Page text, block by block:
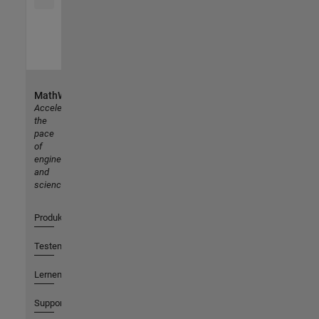
MathWorks
Accelerating
the
pace
of
engineering
and
science
Produkte
Testen oder Kaufen
Lernen
Support